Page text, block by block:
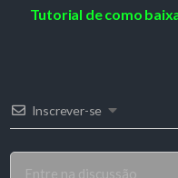
Tutorial de como
Inscrever-se